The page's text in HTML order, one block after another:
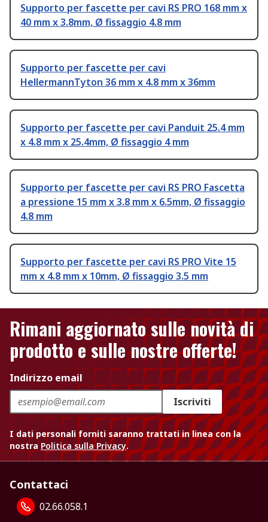
Supporto per fascette per cavi RS PRO 168 mm x
40 mm x 3.8mm, Ø fissaggio 4.8 mm
Supporto per fascette per cavi
HellermannTyton 36 mm x 4.8 mm x 36mm
Supporto per fascette per cavi Panduit 25.4 mm
x 4.8 mm x 25.4mm, Ø fissaggio 4 mm
Supporto per fascette per cavi RS PRO Fascetta
a pressione 15 mm x 3.8 mm x 6.5mm, Ø fissaggio
4.8 mm
Supporto per fascette per cavi RS PRO Vite 15
mm x 4.8 mm x 10mm, Ø fissaggio 3.5 mm
Rimani aggiornato sulle novità di
prodotto e sulle nostre offerte!
Indirizzo email
Iscriviti
I dati personali forniti saranno trattati in linea con la
nostra Politica sulla Privacy.
Contattaci
02.66.058.1